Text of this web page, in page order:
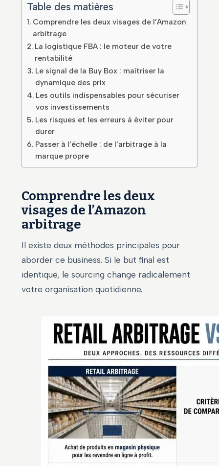
Table des matières
Comprendre les deux visages de l’Amazon
arbitrage
La logistique FBA : le moteur de votre
rentabilité
Le signal de la Buy Box : maîtriser la
dynamique des prix
Les outils indispensables pour sécuriser
vos investissements
Les risques et les erreurs à éviter pour
durer
Passer à l’échelle : de l’arbitrage à la
marque propre
Comprendre les deux
visages de l’Amazon
arbitrage
Il existe deux méthodes principales pour
aborder ce business. Si le but final est
identique, le sourcing change radicalement
votre organisation quotidienne.